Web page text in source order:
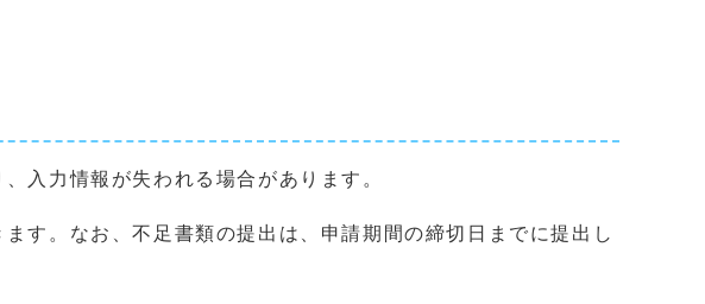
入力情報が失われる場合があります。
す。なお、不足書類の提出は、申請期間の締切日までに提出し